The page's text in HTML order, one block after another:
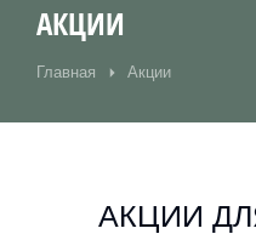
АКЦИИ
Вы здесь:
Главная Акции
АКЦИИ